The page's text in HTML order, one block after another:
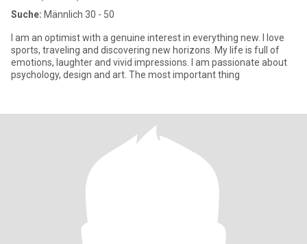
Suche: Männlich 30 - 50
I am an optimist with a genuine interest in everything new. I love
sports, traveling and discovering new horizons. My life is full of
emotions, laughter and vivid impressions. I am passionate about
psychology, design and art. The most important thing